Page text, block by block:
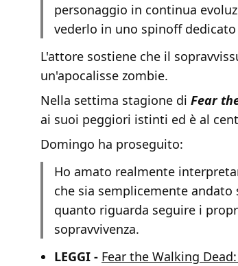
personaggio in continua
vederlo in uno spinoff
L'attore sostiene che il
un'apocalisse zombie.
Nella settima stagione di Fear
ai suoi peggiori istinti ed è al
Domingo ha proseguito:
Ho amato realmente
che sia semplicemente
quanto riguarda seguire i
sopravvivenza.
LEGGI - Fear the Walking